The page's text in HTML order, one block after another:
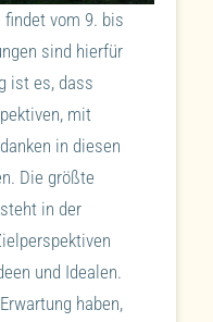
findet vom 9. bis
sind hierfür
ist es, dass
mit
in diesen
Die größte
in der
und Idealen.
haben,